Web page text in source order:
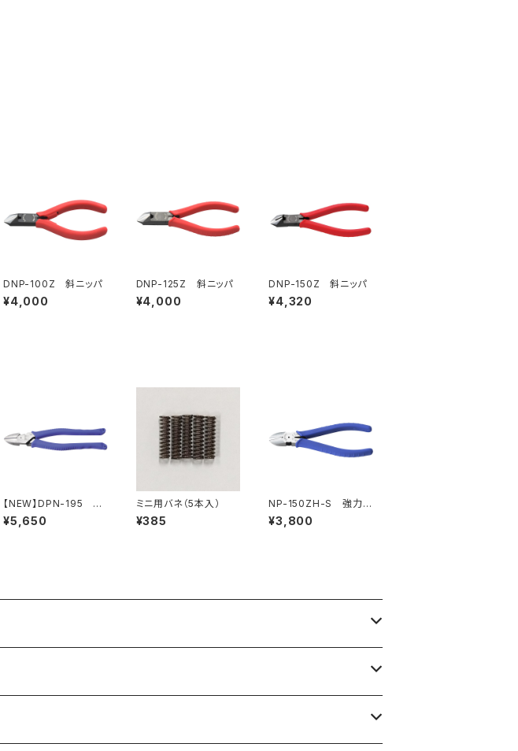
DNP-100Z 斜ニッパ
¥4,000
DNP-125Z 斜ニッパ
¥4,000
DNP-150Z 斜ニッパ
¥4,320
【NEW】DPN-195 電
工パワーニッパ
¥5,650
ミニ用バネ（5本入）
¥385
NP-150ZH-S 強力ニ
ッパ（バネ付・刃穴付）
¥3,800